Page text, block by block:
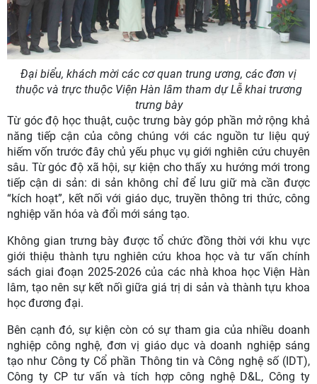
Đại biểu, khách mời các cơ quan trung ương, các đơn vị
thuộc và trực thuộc Viện Hàn lâm tham dự Lễ khai trương
trưng bày
Từ góc độ học thuật, cuộc trưng bày góp phần mở rộng khả
năng tiếp cận của công chúng với các nguồn tư liệu quý
hiếm vốn trước đây chủ yếu phục vụ giới nghiên cứu chuyên
sâu. Từ góc độ xã hội, sự kiện cho thấy xu hướng mới trong
tiếp cận di sản: di sản không chỉ để lưu giữ mà cần được
“kích hoạt”, kết nối với giáo dục, truyền thông tri thức, công
nghiệp văn hóa và đổi mới sáng tạo.
Không gian trưng bày được tổ chức đồng thời với khu vực
giới thiệu thành tựu nghiên cứu khoa học và tư vấn chính
sách giai đoạn 2025-2026 của các nhà khoa học Viện Hàn
lâm, tạo nên sự kết nối giữa giá trị di sản và thành tựu khoa
học đương đại.
Bên cạnh đó, sự kiện còn có sự tham gia của nhiều doanh
nghiệp công nghệ, đơn vị giáo dục và doanh nghiệp sáng
tạo như Công ty Cổ phần Thông tin và Công nghệ số (IDT),
Công ty CP tư vấn và tích hợp công nghệ D&L, Công ty